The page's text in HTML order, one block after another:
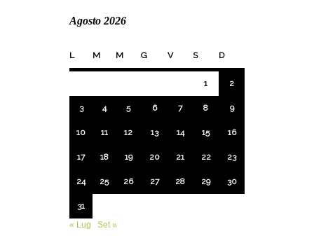
Agosto 2026
L M M G V S D
1 2
3 4 5 6 7 8 9
10 11 12 13 14 15 16
17 18 19 20 21 22 23
24 25 26 27 28 29 30
31
« Lug
Set »